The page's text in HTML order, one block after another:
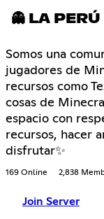
👻 LA
Somos una
jugadores de
recursos como
cosas de
espacio con
recursos, hacer
disfrutar✨
169 Online 2,838
Join Server